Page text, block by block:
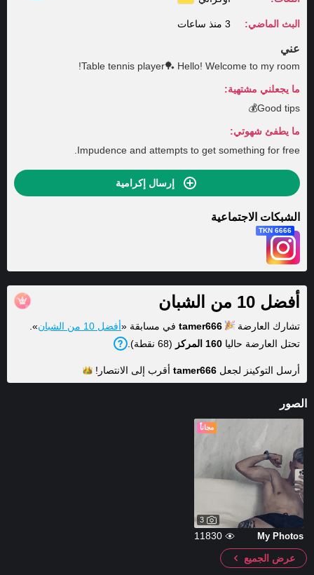
البث الماضي: 3 منذ ساعات
عني
Table tennis player🏓 Hello! Welcome to my room!
ما يجعلني مشتهية:
Good tips💰
ما يطفئ شهوتي:
Impudence and attempts to get something for free.
إرسال إكرامية
الشبكات الاجتماعية
6666 TKN
أفضل 10 من الشبان
تشارك العارضة tamer666 في مسابقة «أفضل 10 من الشبان
».
تحتل العارضة حاليا 160 المركز (68 نقطة).
أرسل التوكينز لجعل tamer666 أقرب إلى الانتصار!
الصور
مجاناً
3
My Photos
11830
عرض الجميع